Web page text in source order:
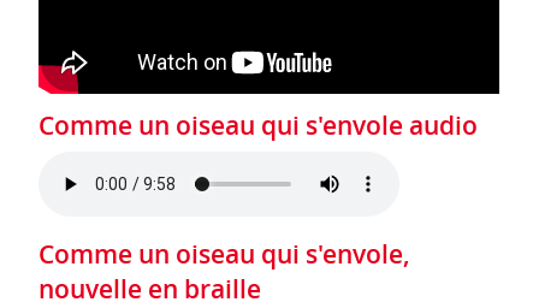
Comme un oiseau qui s'envole audio
Comme un oiseau qui s'envole,
nouvelle en braille